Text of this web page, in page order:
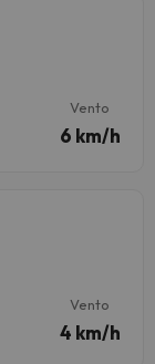
Vento
6 km/h
Vento
4 km/h